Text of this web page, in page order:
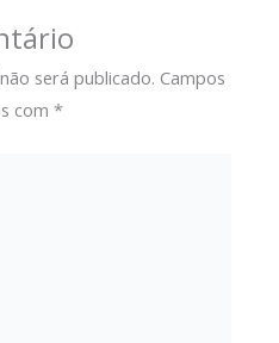
será publicado. Campos
com*